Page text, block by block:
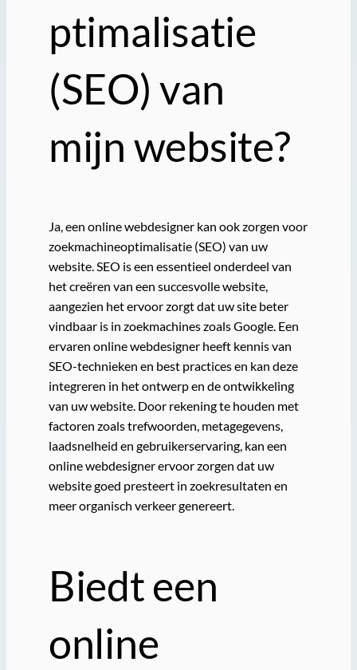
ptimalisatie
(SEO) van
mijn website?
Ja, een online webdesigner kan ook zorgen voor
zoekmachineoptimalisatie (SEO) van uw
website. SEO is een essentieel onderdeel van
het creëren van een succesvolle website,
aangezien het ervoor zorgt dat uw site beter
vindbaar is in zoekmachines zoals Google. Een
ervaren online webdesigner heeft kennis van
SEO-technieken en best practices en kan deze
integreren in het ontwerp en de ontwikkeling
van uw website. Door rekening te houden met
factoren zoals trefwoorden, metagegevens,
laadsnelheid en gebruikerservaring, kan een
online webdesigner ervoor zorgen dat uw
website goed presteert in zoekresultaten en
meer organisch verkeer genereert.
Biedt een
online